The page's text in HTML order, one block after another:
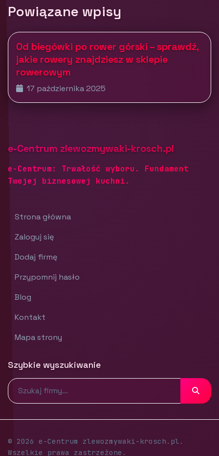
Powiązane wpisy
Od biegówki po rower górski – sprawdź,
jakie rowery znajdziesz w sklepie
rowerowym
17 października 2025
e-Centrum zlewozmywaki-krosch.pl
e-Centrum: Trwałość wyboru. Fundament
Twojej biznesowej kuchni.
Strona główna
Zaloguj się
Dodaj firmę
Przypomnij hasło
Blog
Kontakt
Mapa strony
Szybkie wyszukiwanie
© 2026 e-Centrum zlewozmywaki-krosch.pl.
Wszelkie prawa zastrzeżone.